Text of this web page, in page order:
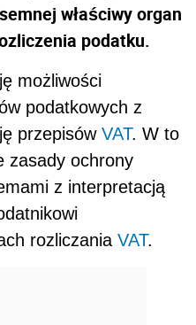
właściwy organ
podatku.
możliwości
podatkowych z
przepisów VAT. W to
zasady ochrony
z interpretacją
rozliczania VAT.